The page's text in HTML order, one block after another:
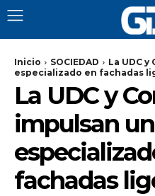
Inicio SOCIEDAD
La UDC
especializado en fachadas
La UDC y
impulsan
fachadas